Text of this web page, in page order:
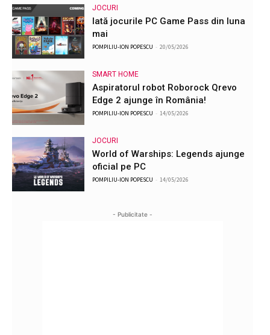
JOCURI
Iată jocurile PC Game Pass din luna
mai
POMPILIU-ION POPESCU - 20/05/2026
SMART HOME
Aspiratorul robot Roborock Qrevo
Edge 2 ajunge în România!
POMPILIU-ION POPESCU - 14/05/2026
JOCURI
World of Warships: Legends ajunge
oficial pe PC
POMPILIU-ION POPESCU - 14/05/2026
- Publicitate -